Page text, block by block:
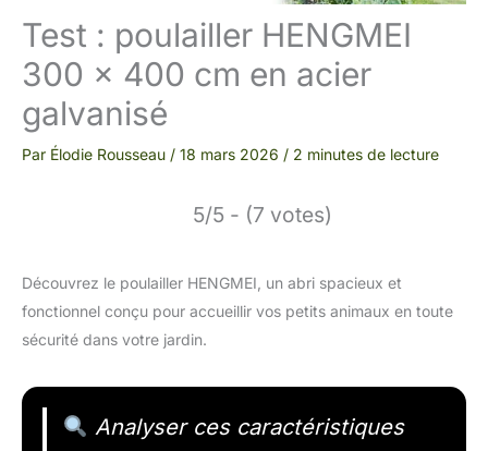
Test : poulailler HENGMEI
300 x 400 cm en acier
galvanisé
Par Élodie Rousseau / 18 mars 2026 / 2 minutes de lecture
5/5 - (7 votes)
Découvrez le poulailler HENGMEI, un abri spacieux et
fonctionnel conçu pour accueillir vos petits animaux en toute
sécurité dans votre jardin.
Analyser ces caractéristiques